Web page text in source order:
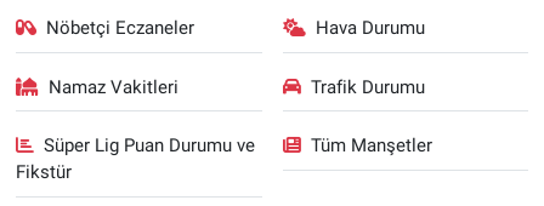
Nöbetçi Eczaneler Hava Durumu
Namaz Vakitleri Trafik Durumu
Süper Lig Puan Durumu ve
Fikstür
Tüm Manşetler